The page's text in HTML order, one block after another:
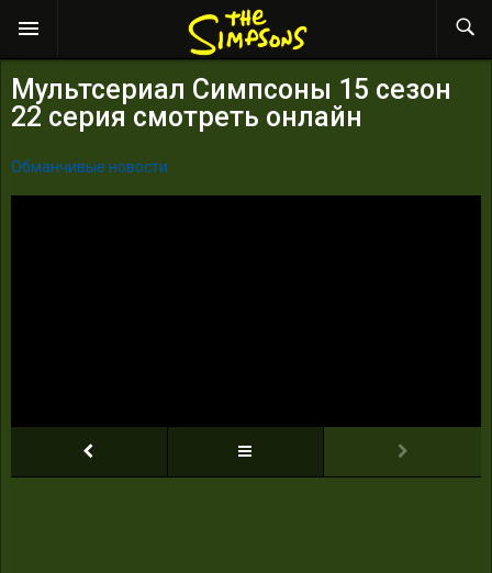
Мультсериал Симпсоны 15 сезон
22 серия смотреть онлайн
Обманчивые новости